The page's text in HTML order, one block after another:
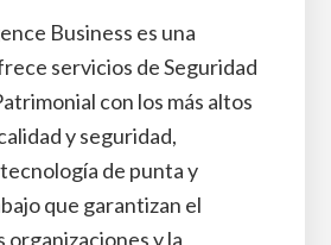
Business es una
servicios de Seguridad
con los más altos
y seguridad,
de punta y
que garantizan el
organizaciones y la